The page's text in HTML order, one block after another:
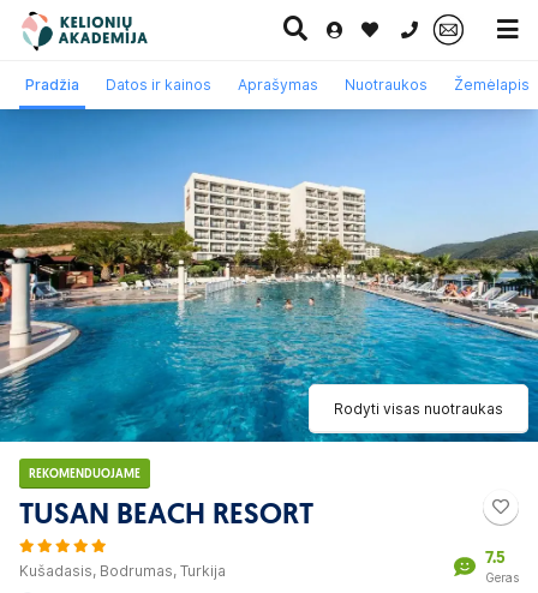
0 700 11007
Pažintinės
kelionės
Egzotinės
kelionės
Rodyti visas nuotraukas
REKOMENDUOJAME
TUSAN BEACH RESORT
Kušadasis, Bodrumas, Turkija
7.5
Geras
Pradžia Datos ir kainos Aprašymas Nuotraukos Žemėlapis